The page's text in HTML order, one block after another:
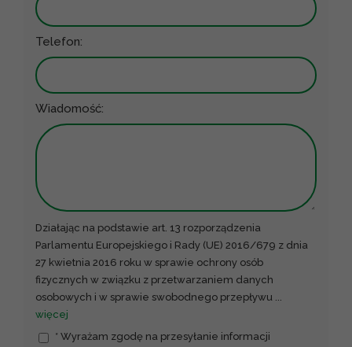
Telefon:
Wiadomość:
Działając na podstawie art. 13 rozporządzenia
Parlamentu Europejskiego i Rady (UE) 2016/679 z dnia
27 kwietnia 2016 roku w sprawie ochrony osób
fizycznych w związku z przetwarzaniem danych
osobowych i w sprawie swobodnego przepływu ...
więcej
* Wyrażam zgodę na przesyłanie informacji